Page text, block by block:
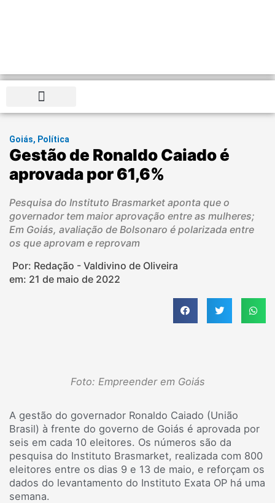
Goiás, Política
Gestão de Ronaldo Caiado é
aprovada por 61,6%
Pesquisa do Instituto Brasmarket aponta que o
governador tem maior aprovação entre as mulheres;
Em Goiás, avaliação de Bolsonaro é polarizada entre
os que aprovam e reprovam
Por: Redação - Valdivino de Oliveira
em: 21 de maio de 2022
Foto: Empreender em Goiás
A gestão do governador Ronaldo Caiado (União
Brasil) à frente do governo de Goiás é aprovada por
seis em cada 10 eleitores. Os números são da
pesquisa do Instituto Brasmarket, realizada com 800
eleitores entre os dias 9 e 13 de maio, e reforçam os
dados do levantamento do Instituto Exata OP há uma
semana.